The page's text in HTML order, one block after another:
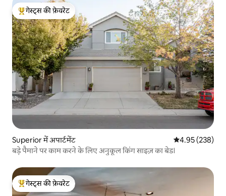
गेस्ट्स का टॉप फ़ेवरेट
गेस्ट्स की फ़ेवरेट
Superior में अपार्टमेंट औसत रेटिंग 5 में से
4.95 (238)
बड़े पैमाने पर काम करने के लिए अनुकूल किंग साइज़ का बेड।
गेस्ट्स का टॉप फ़ेवरेट
गेस्ट्स की फ़ेवरेट